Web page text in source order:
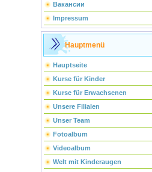
Вакансии
Impressum
Hauptmenü
Hauptseite
Kurse für Kinder
Kurse für Erwachsenen
Unsere Filialen
Unser Team
Fotoalbum
Videoalbum
Welt mit Kinderaugen